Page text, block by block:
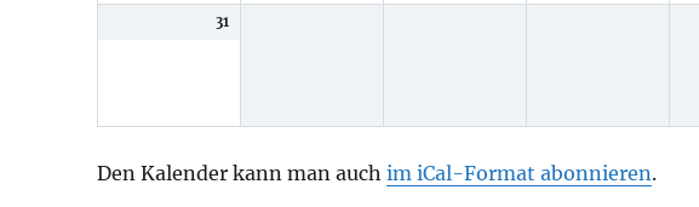
31
Den Kalender kann man auchim iCal-Format abonnieren.